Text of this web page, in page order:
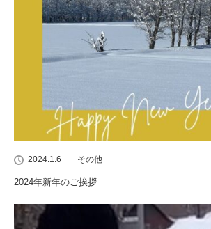
2024.1.6 その他
2024年新年のご挨拶